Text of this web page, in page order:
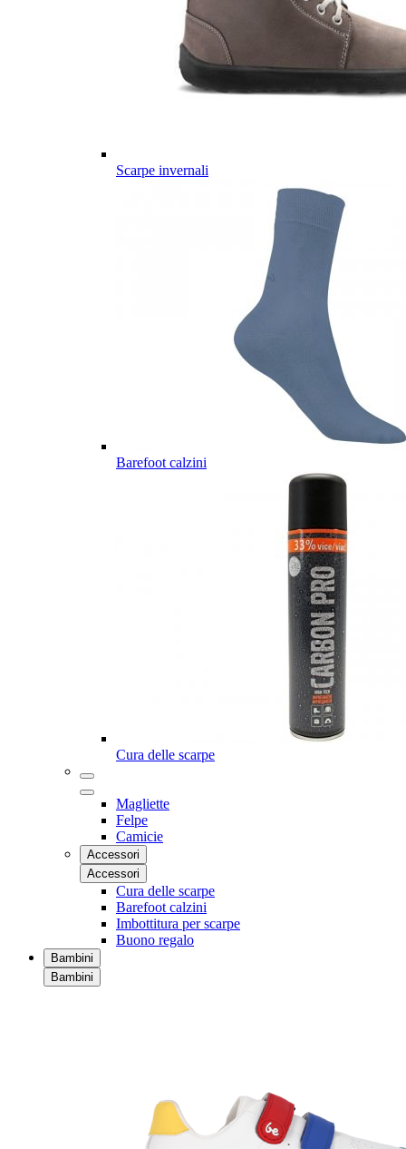
Scarpe invernali
Barefoot calzini
Cura delle scarpe
Magliette
Felpe
Camicie
Accessori
Accessori
Cura delle scarpe
Barefoot calzini
Imbottitura per scarpe
Buono regalo
Bambini
Bambini